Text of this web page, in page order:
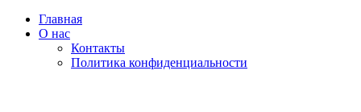
Главная
О нас
Контакты
Политика конфиденциальности